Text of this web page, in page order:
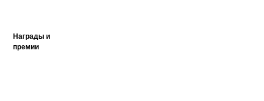
Награды и
премии